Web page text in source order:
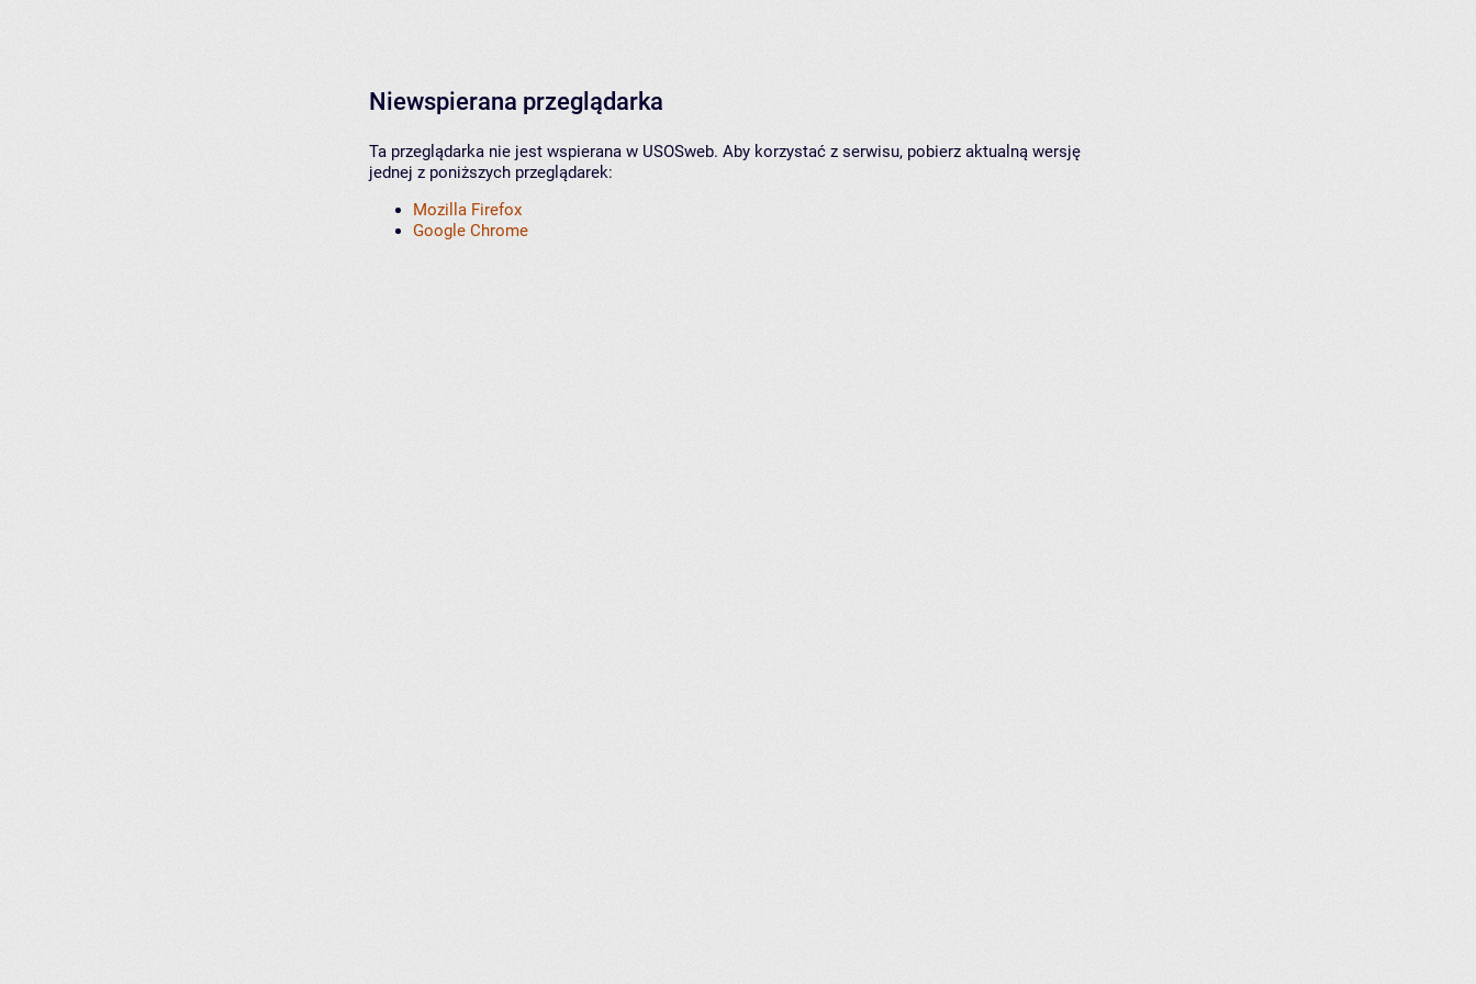
Niewspierana przeglądarka
Ta przeglądarka nie jest wspierana w USOSweb. Aby korzystać z serwisu, pobierz aktualną wersję
jednej z poniższych przeglądarek:
Mozilla Firefox
Google Chrome